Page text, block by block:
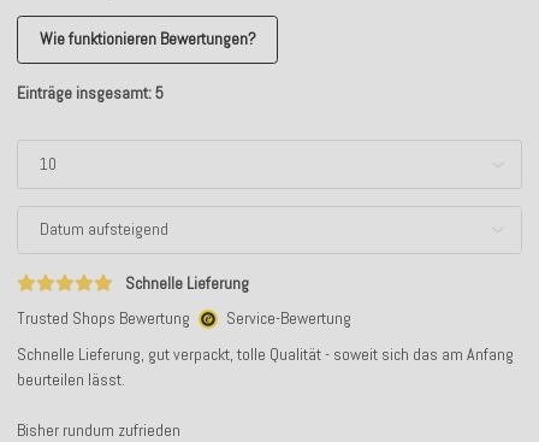
Wie funktionieren Bewertungen?
Einträge insgesamt: 5
Schnelle Lieferung
Trusted Shops Bewertung
Service-Bewertung
Schnelle Lieferung, gut verpackt, tolle Qualität - soweit sich das am Anfang
beurteilen lässt.
Bisher rundum zufrieden